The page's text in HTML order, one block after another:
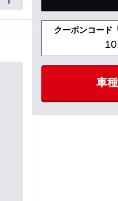
クーポンコード
車